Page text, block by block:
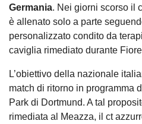
Germania. Nei giorni scorso il
è allenato solo a parte
personalizzato condito da
caviglia rimediato durante
L’obiettivo della nazionale
match di ritorno in programma
Park di Dortmund. A tal
rimediata al Meazza, il ct